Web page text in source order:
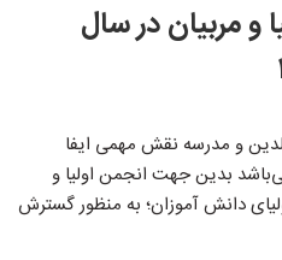
و مربیان در سال
و مدرسه نقش مهمی ایفا
بدین جهت انجمن اولیا و
دانش آموزان؛ به منظور گسترش